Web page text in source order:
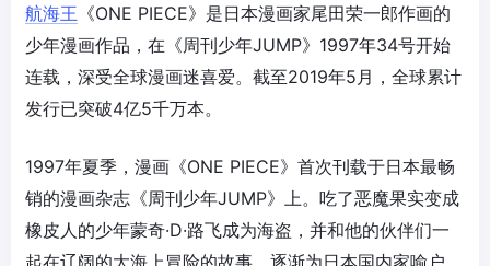
航海王 《ONE PIECE》是日本漫画家尾田荣一郎作画的
少年漫画作品，在《周刊少年JUMP》1997年34号开始
连载，深受全球漫画迷喜爱。截至2019年5月，全球累计
发行已突破4亿5千万本。
1997年夏季，漫画《ONE PIECE》首次刊载于日本最畅
销的漫画杂志《周刊少年JUMP》上。吃了恶魔果实变成
橡皮人的少年蒙奇·D·路飞成为海盗，并和他的伙伴们一
起在辽阔的大海上冒险的故事，逐渐为日本国内家喻户